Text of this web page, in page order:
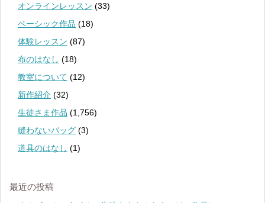
オンラインレッスン (33)
ベーシック作品 (18)
体験レッスン (87)
布のはなし (18)
教室について (12)
新作紹介 (32)
生徒さま作品 (1,756)
縫わないバッグ (3)
道具のはなし (1)
最近の投稿